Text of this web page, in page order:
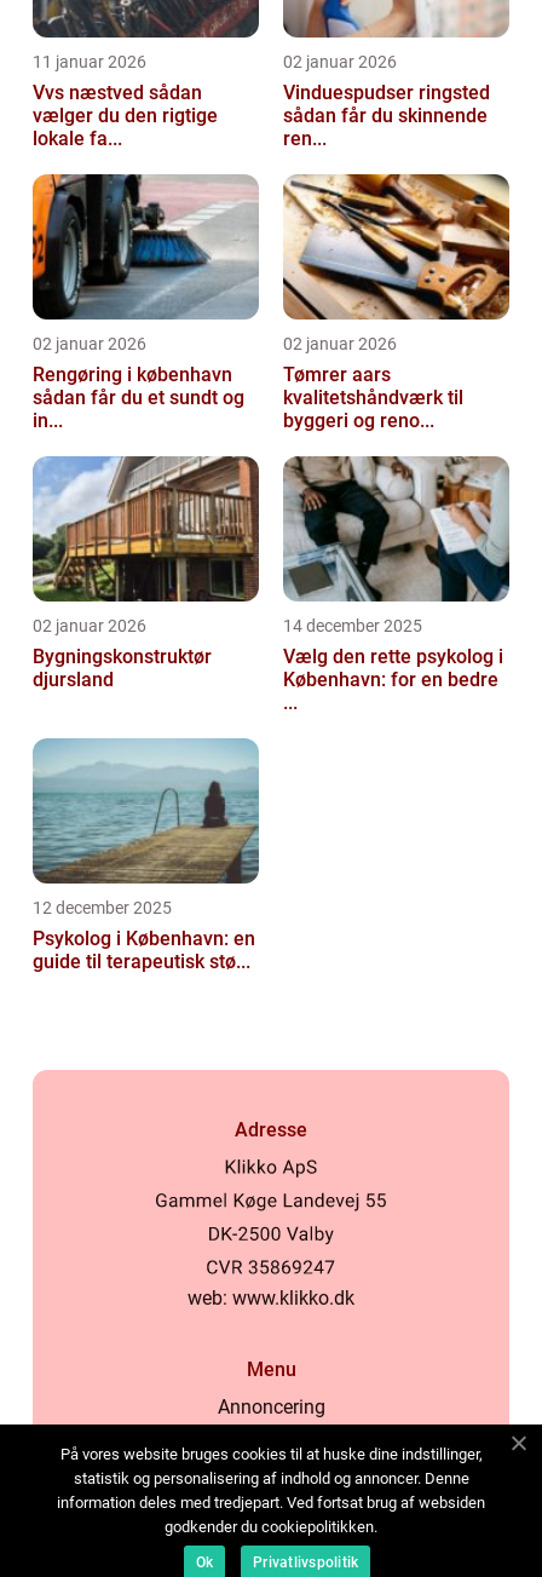
11 januar 2026
Vvs næstved sådan
vælger du den rigtige
lokale fa...
02 januar 2026
Vinduespudser ringsted
sådan får du skinnende
ren...
02 januar 2026
Rengøring i københavn
sådan får du et sundt og
in...
02 januar 2026
Tømrer aars
kvalitetshåndværk til
byggeri og reno...
02 januar 2026
Bygningskonstruktør
djursland
14 december 2025
Vælg den rette psykolog i
København: for en bedre
...
12 december 2025
Psykolog i København: en
guide til terapeutisk stø...
Adresse
web: www.klikko.dk
Menu
Annoncering
Cookies
Kontakt os
Sitemap
På vores website bruges cookies til at huske dine indstillinger,
statistik og personalisering af indhold og annoncer. Denne
information deles med tredjepart. Ved fortsat brug af websiden
godkender du cookiepolitikken.
Ok Privatlivspolitik